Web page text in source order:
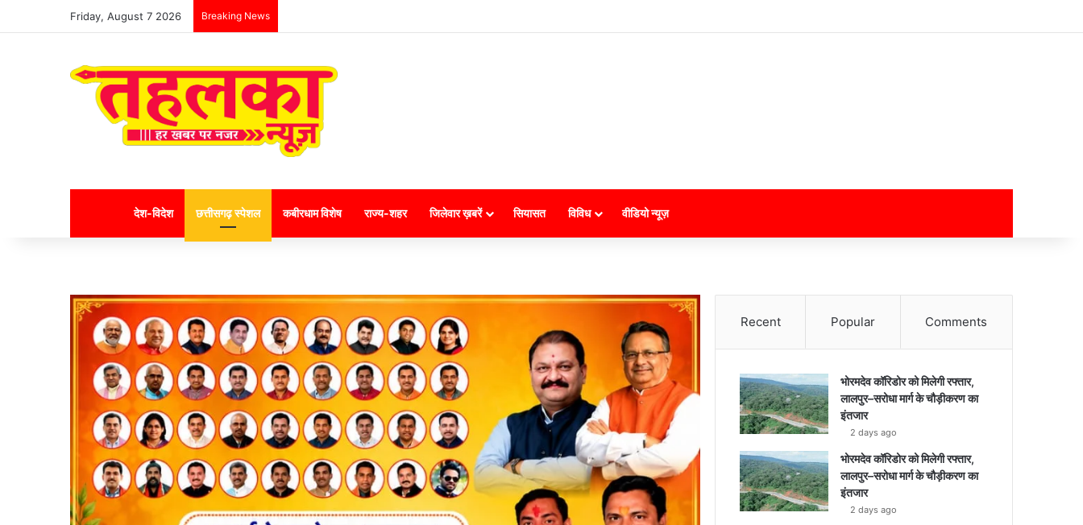
Friday, August 7 2026 Breaking News
Homeदेश-विदेश छत्तीसगढ़ स्पेशल कबीरधाम विशेष राज्य-शहर जिलेवार ख़बरें सियासत विविध वीडियो न्यूज़
Recent Popular Comments
भोरमदेव कॉरिडोर को मिलेगी रफ्तार,
लालपुर–सरोधा मार्ग के चौड़ीकरण का
इंतजार
2 days ago
भोरमदेव कॉरिडोर को मिलेगी रफ्तार,
लालपुर–सरोधा मार्ग के चौड़ीकरण का
इंतजार
2 days ago